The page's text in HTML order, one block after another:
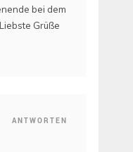
bei dem
Grüße
ANTWORTEN